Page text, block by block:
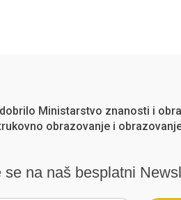
Ministarstvo znanosti i
obrazovanje i
se na naš besplatni